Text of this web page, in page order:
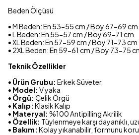
Beden Ölçüsü
• M Beden: En 53-55 cm / Boy 67-69 cm
• L Beden: En 55-57 cm / Boy 69-71 cm
• XL Beden: En 57-59 cm / Boy 71-73 cm
• 2XL Beden: En 59-61 cm / Boy 73-75
Teknik Özellikler
• Ürün Grubu: Erkek Süveter
• Model: V yaka
• Örgü: Çelik Örgü
• Kalıp: Klasik Kalıp
• Materyal: %100 Antipilling Akrilik
• Özellik: Tüylenmeye karşı dayanıklı,
• Bakım: Kolay yıkanabilir, formunu